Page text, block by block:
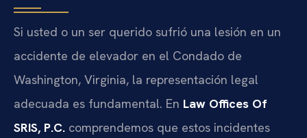
Si usted o un ser querido sufrió una lesión en un
accidente de elevador en el Condado de
Washington, Virginia, la representación legal
adecuada es fundamental. En Law Offices Of
SRIS, P.C. comprendemos que estos incidentes